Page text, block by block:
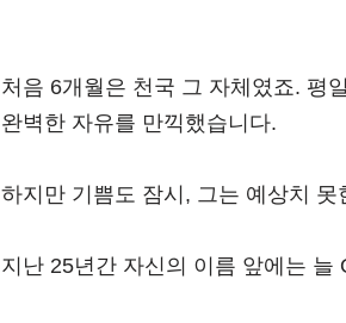
처음 6개월은 천국 그 자체였죠. 평
완벽한 자유를 만끽했습니다.
하지만 기쁨도 잠시, 그는 예상치
지난 25년간 자신의 이름 앞에는